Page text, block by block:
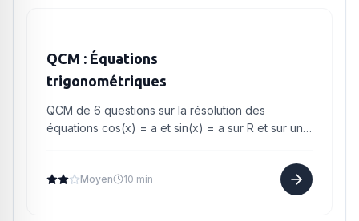
QCM : Équations
trigonométriques
QCM de 6 questions sur la résolution des
équations cos(x) = a et sin(x) = a sur R et sur un
Moyen 10 min